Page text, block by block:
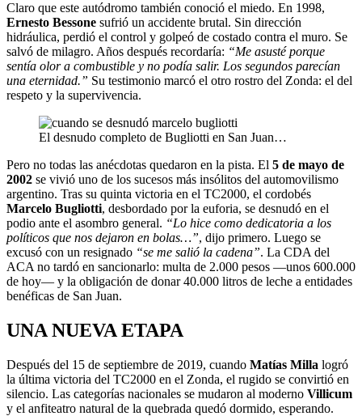
Claro que este autódromo también conoció el miedo. En 1998,
Ernesto Bessone sufrió un accidente brutal. Sin dirección
hidráulica, perdió el control y golpeó de costado contra el muro. Se
salvó de milagro. Años después recordaría: “Me asusté porque
sentía olor a combustible y no podía salir. Los segundos parecían
una eternidad.” Su testimonio marcó el otro rostro del Zonda: el del
respeto y la supervivencia.
El desnudo completo de Bugliotti en San Juan…
Pero no todas las anécdotas quedaron en la pista. El 5 de mayo de
2002 se vivió uno de los sucesos más insólitos del automovilismo
argentino. Tras su quinta victoria en el TC2000, el cordobés
Marcelo Bugliotti, desbordado por la euforia, se desnudó en el
podio ante el asombro general. “Lo hice como dedicatoria a los
políticos que nos dejaron en bolas…”, dijo primero. Luego se
excusó con un resignado “se me salió la cadena”. La CDA del
ACA no tardó en sancionarlo: multa de 2.000 pesos —unos 600.000
de hoy— y la obligación de donar 40.000 litros de leche a entidades
benéficas de San Juan.
UNA NUEVA ETAPA
Después del 15 de septiembre de 2019, cuando Matías Milla logró
la última victoria del TC2000 en el Zonda, el rugido se convirtió en
silencio. Las categorías nacionales se mudaron al moderno Villicum
y el anfiteatro natural de la quebrada quedó dormido, esperando.